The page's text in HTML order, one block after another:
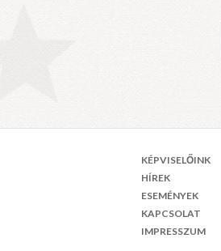
KÉPVISELŐINK
HÍREK
ESEMÉNYEK
KAPCSOLAT
IMPRESSZUM